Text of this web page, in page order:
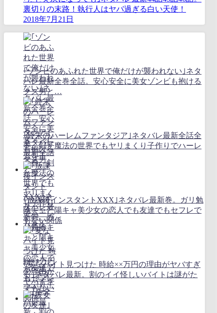
裏切りの末路！執行人はヤバ過ぎる白い天使！
2018年7月21日
｢ゾンビのあふれた世界で俺だけが襲われない｣ネタ
バレ最新全巻全話。安心安全に美女ゾンビも抱ける
クズ男と…
｢終末のハーレムファンタジア｣ネタバレ最新全話全
巻。剣と魔法の世界でもヤリまくり子作りでハーレ
ムを！
｢放課後インスタントXXX｣ネタバレ最新巻。ガリ勉
陰キャと陽キャ美少女の恋人でも友達でもセフレで
もない関係
｢変なバイト見つけた 時給××万円の理由がヤバすぎ
る｣ネタバレ最新。割のイイ怪しいバイトは謎がた
っぷり！